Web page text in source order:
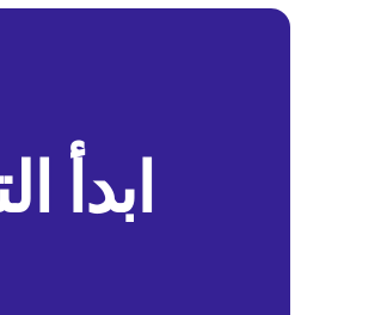
ابدأ